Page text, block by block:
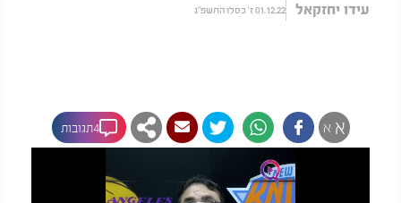
עידו יחזקאל 01.12.22 ז' כסלו התשפ"ג
א א 4תגובות